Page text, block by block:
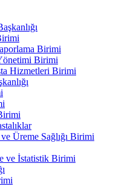
Birimi
Birimi
Hizmetleri Birimi
Üreme Sağlığı Birimi
ve İstatistik Birimi